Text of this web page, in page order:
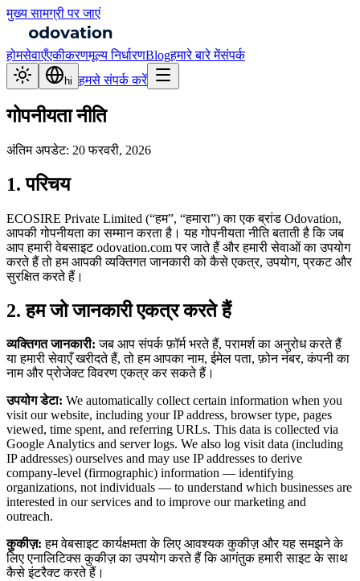
मुख्य सामग्री पर जाएं
होमसेवाएँएकीकरणमूल्य निर्धारणBlogहमारे बारे मेंसंपर्क
hi हमसे संपर्क करें
गोपनीयता नीति
अंतिम अपडेट: 20 फरवरी, 2026
1. परिचय
ECOSIRE Private Limited (“हम”, “हमारा”) का एक ब्रांड Odovation,
आपकी गोपनीयता का सम्मान करता है। यह गोपनीयता नीति बताती है कि जब
आप हमारी वेबसाइट odovation.com पर जाते हैं और हमारी सेवाओं का उपयोग
करते हैं तो हम आपकी व्यक्तिगत जानकारी को कैसे एकत्र, उपयोग, प्रकट और
सुरक्षित करते हैं।
2. हम जो जानकारी एकत्र करते हैं
व्यक्तिगत जानकारी: जब आप संपर्क फ़ॉर्म भरते हैं, परामर्श का अनुरोध करते हैं
या हमारी सेवाएँ खरीदते हैं, तो हम आपका नाम, ईमेल पता, फ़ोन नंबर, कंपनी का
नाम और प्रोजेक्ट विवरण एकत्र कर सकते हैं।
उपयोग डेटा: We automatically collect certain information when you
visit our website, including your IP address, browser type, pages
viewed, time spent, and referring URLs. This data is collected via
Google Analytics and server logs. We also log visit data (including
IP addresses) ourselves and may use IP addresses to derive
company-level (firmographic) information — identifying
organizations, not individuals — to understand which businesses are
interested in our services and to improve our marketing and
outreach.
कुकीज़: हम वेबसाइट कार्यक्षमता के लिए आवश्यक कुकीज़ और यह समझने के
लिए एनालिटिक्स कुकीज़ का उपयोग करते हैं कि आगंतुक हमारी साइट के साथ
कैसे इंटरैक्ट करते हैं।